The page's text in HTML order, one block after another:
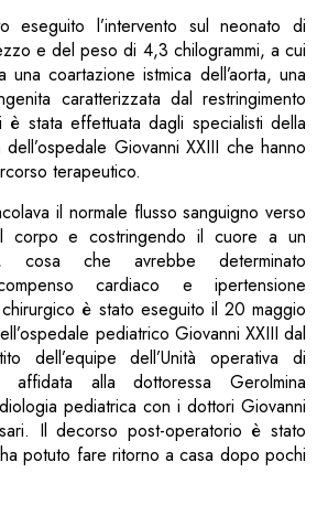
l’intervento sul neonato di
e del peso di 4,3 chilogrammi, a cui
una coartazione istmica dell’aorta, una
caratterizzata dal restringimento
è stata effettuata dagli specialisti della
Giovanni XXIII che hanno
terapeutico.
il normale flusso sanguigno verso
corpo e costringendo il cuore a un
cosa che avrebbe determinato
cardiaco e ipertensione
chirurgico è stato eseguito il 20 maggio
pediatrico Giovanni XXIII dal
dell’equipe dell’Unità operativa di
affidata alla dottoressa Gerolmina
pediatrica con i dottori Giovanni
Il decorso post-operatorio è stato
potuto fare ritorno a casa dopo pochi